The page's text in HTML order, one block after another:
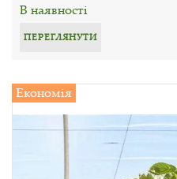
В наявності
ПЕРЕГЛЯНУТИ
Економія